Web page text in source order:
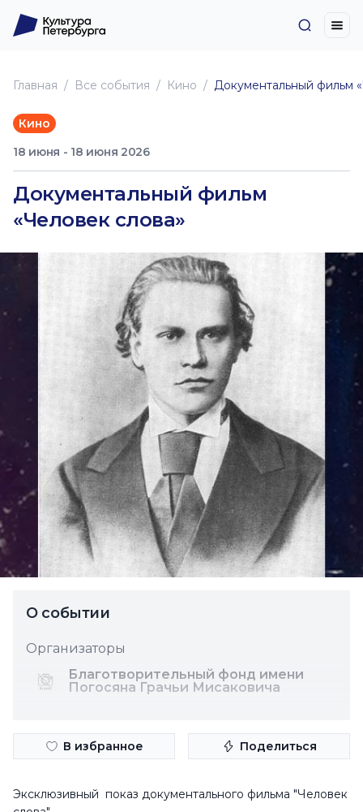
Главная Все события Кино Документальный фильм
Кино
18 июня - 18 июня 2026
Документальный фильм
«Человек слова»
О событии
Организаторы
Благотворительный фонд имени
Погосяна Грачьи Мисаковича
В избранное Поделиться
Эксклюзивный показ документального фильма "Человек